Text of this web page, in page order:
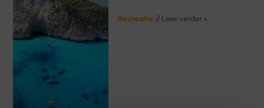
Recreatie // Lees verder »